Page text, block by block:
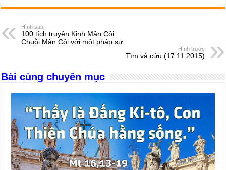
c
e
b
o
k
ss
n
er
at
A
p
e
d
er ail ar
Hình sau
100 tích truyện Kinh Mân Côi:
Chuỗi Mân Côi với một pháp sư
Hình trước
Tìm và cứu (17.11.2015)
Bài cùng chuyên mục